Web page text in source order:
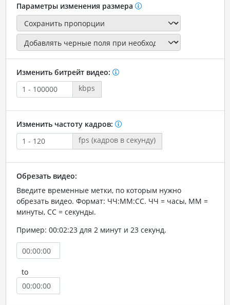
Параметры изменения размера
Изменить битрейт видео:
kbps
Изменить частоту кадров:
fps (кадров в секунду)
Обрезать видео:
Введите временные метки, по которым нужно
обрезать видео. Формат: ЧЧ:ММ:СС. ЧЧ = часы, ММ =
минуты, СС = секунды.
Пример: 00:02:23 для 2 минут и 23 секунд.
to